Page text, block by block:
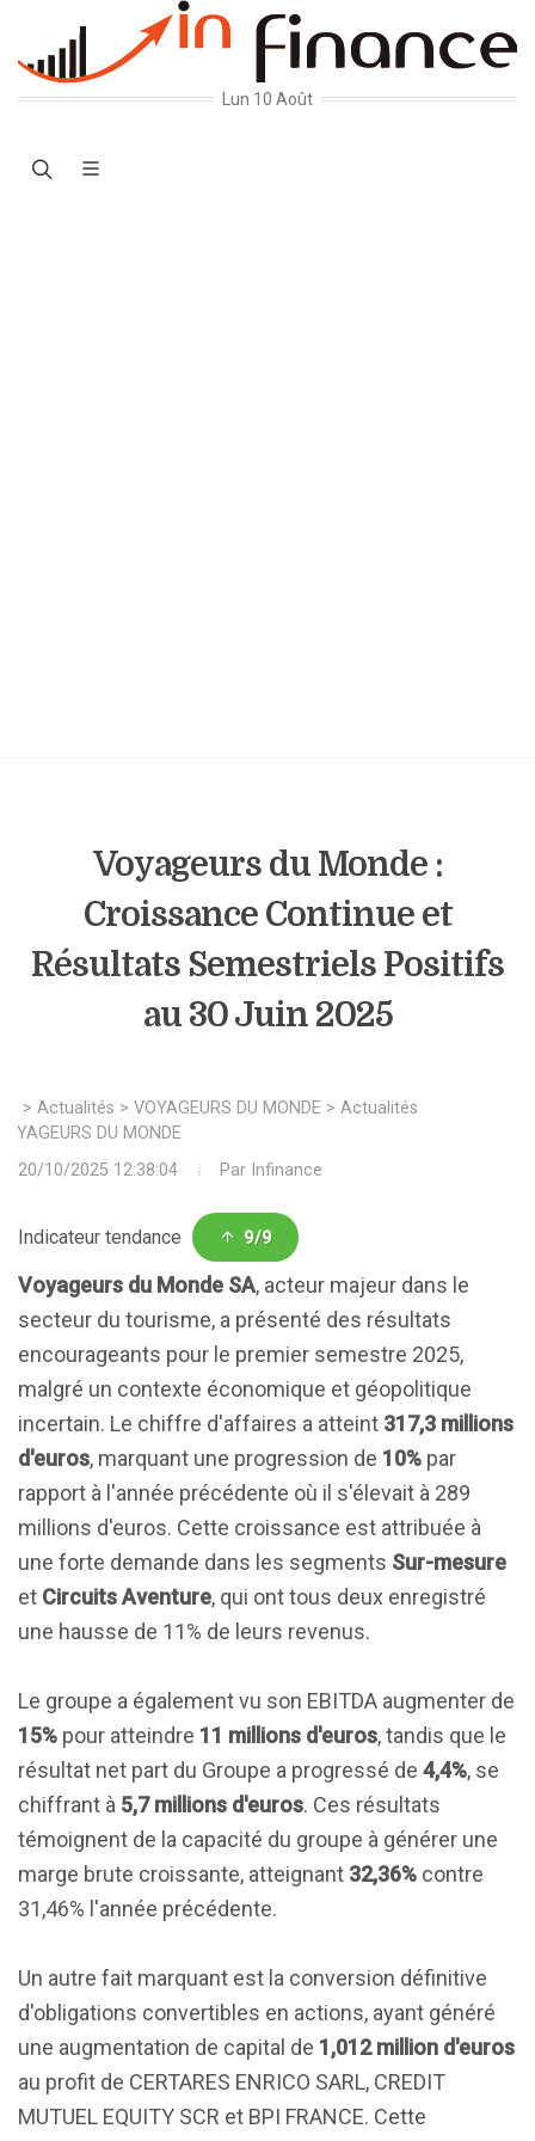
Lun 10 Août
Voyageurs du Monde :
Croissance Continue et
Résultats Semestriels Positifs
au 30 Juin 2025
> Actualités > VOYAGEURS DU MONDE > Actualités
DU MONDE
20/10/2025 12:38:04
Par Infinance
Indicateur tendance 9/9
Voyageurs du Monde SA, acteur majeur dans le
secteur du tourisme, a présenté des résultats
encourageants pour le premier semestre 2025,
malgré un contexte économique et géopolitique
incertain. Le chiffre d'affaires a atteint 317,3 millions
d'euros, marquant une progression de 10% par
rapport à l'année précédente où il s'élevait à 289
millions d'euros. Cette croissance est attribuée à
une forte demande dans les segments Sur-mesure
et Circuits Aventure, qui ont tous deux enregistré
une hausse de 11% de leurs revenus.
Le groupe a également vu son EBITDA augmenter de
15% pour atteindre 11 millions d'euros, tandis que le
résultat net part du Groupe a progressé de 4,4%, se
chiffrant à 5,7 millions d'euros. Ces résultats
témoignent de la capacité du groupe à générer une
marge brute croissante, atteignant 32,36% contre
31,46% l'année précédente.
Un autre fait marquant est la conversion définitive
d'obligations convertibles en actions, ayant généré
une augmentation de capital de 1,012 million d'euros
au profit de CERTARES ENRICO SARL, CREDIT
MUTUEL EQUITY SCR et BPI FRANCE. Cette